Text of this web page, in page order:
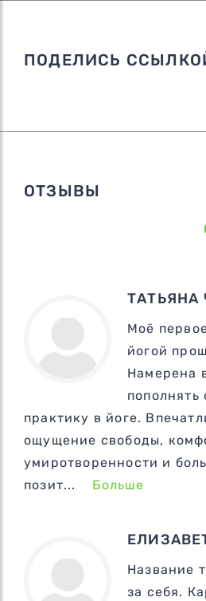
ПОДЕЛИСЬ
ОТЗЫВЫ
ТАТЬЯНА
Моё
йогой
Намерена
пополнять
практику в йоге.
ощущение свободы,
умиротворенности и
позит... Больше
Название
за себя.